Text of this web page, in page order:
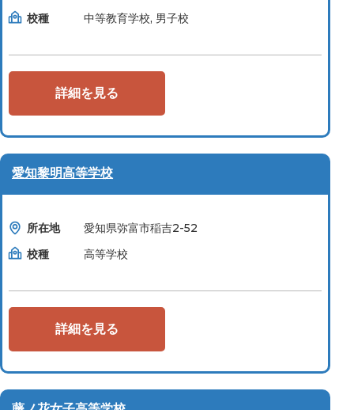
校種
中等教育学校, 男子校
詳細を見る
愛知黎明高等学校
所在地
愛知県弥富市稲吉2-52
校種
高等学校
詳細を見る